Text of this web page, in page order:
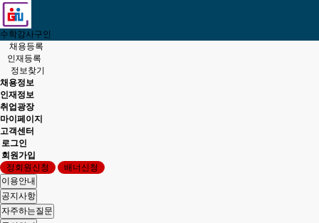
수학강사구인
채용등록
인재등록
정보찾기
채용정보
인재정보
취업광장
마이페이지
고객센터
로그인
회원가입
정회원신청
배너신청